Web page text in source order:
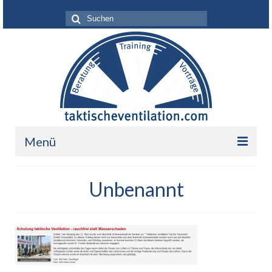
Suche
nach:
Menü
Ihr Nutzen
Referenzen
Unbenannt